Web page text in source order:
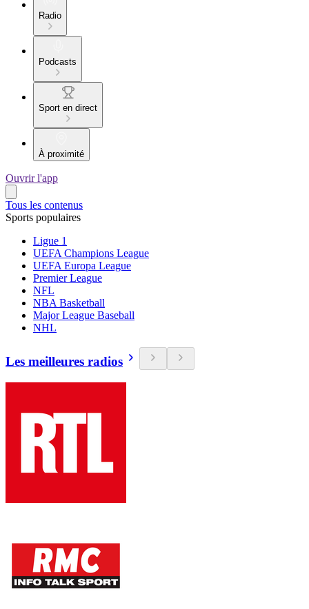
Radio
Podcasts
Sport en direct
À proximité
Ouvrir l'app
Tous les contenus
Sports populaires
Ligue 1
UEFA Champions League
UEFA Europa League
Premier League
NFL
NBA Basketball
Major League Baseball
NHL
Les meilleures radios